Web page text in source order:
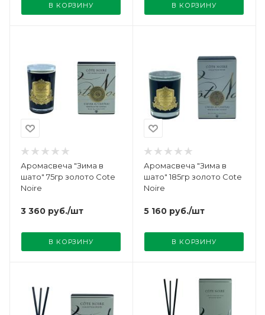
В КОРЗИНУ В КОРЗИНУ
Аромасвеча "Зима в
шато" 75гр золото Cote
Noire
3 360 руб./шт
В КОРЗИНУ
Аромасвеча "Зима в
шато" 185гр золото Cote
Noire
5 160 руб./шт
В КОРЗИНУ